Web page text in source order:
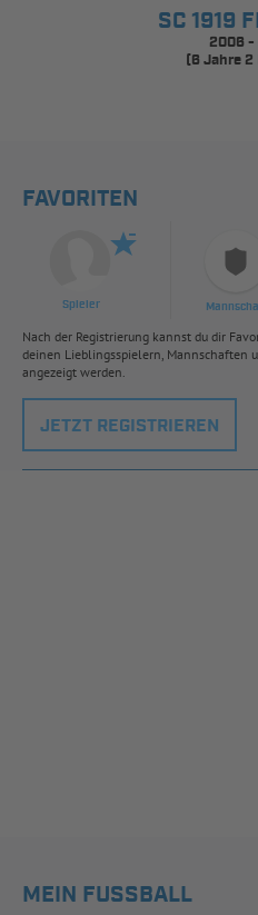
SC 1919
2006 -
(6 Jahre 2
FAVORITEN
Spieler
Nach der Registrierung kannst du dir
deinen Lieblingsspielern, Mannschaften
angezeigt werden.
JETZT REGISTRIEREN
MEIN FUSSBALL